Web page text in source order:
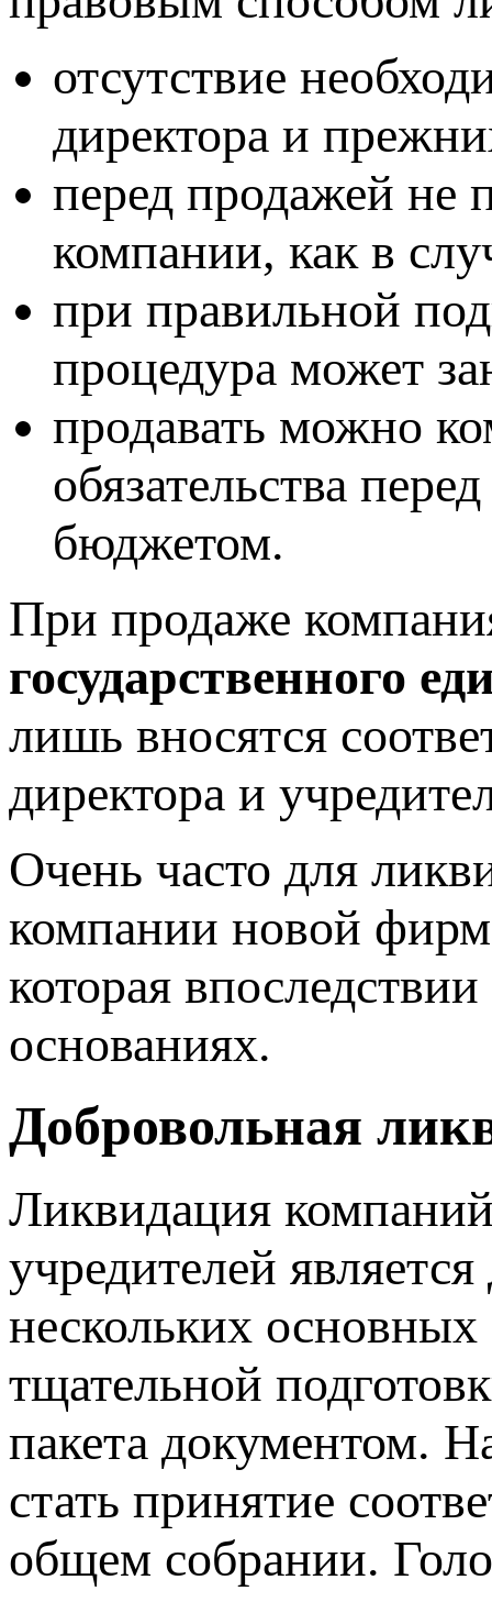
отсутствие
директора и
перед продажей не
компании, как в
при правильной
процедура может
продавать можно
обязательства
бюджетом.
При продаже
государственного
лишь вносятся
директора и
Очень часто для
компании новой
которая
основаниях.
Добровольная
Ликвидация
учредителей
нескольких
тщательной
пакета документом.
стать принятие
общем собрании.